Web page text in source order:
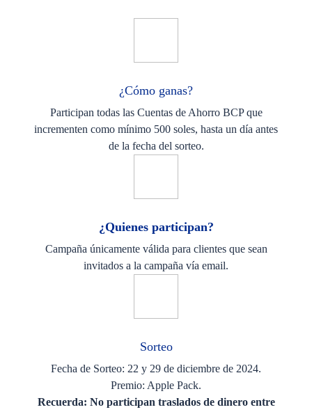
¿Cómo ganas?
Participan todas las Cuentas de Ahorro BCP que
incrementen como mínimo 500 soles, hasta un día antes
de la fecha del sorteo.
¿Quienes participan?
Campaña únicamente válida para clientes que sean
invitados a la campaña vía email.
Sorteo
Fecha de Sorteo: 22 y 29 de diciembre de 2024.
Premio: Apple Pack.
Recuerda: No participan traslados de dinero entre